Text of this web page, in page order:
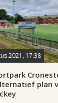
2021, 17:38
plan